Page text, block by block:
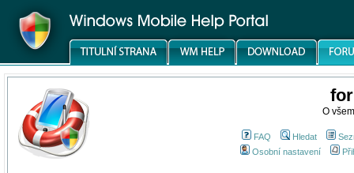
O
FAQ Hledat
Osobní nastavení